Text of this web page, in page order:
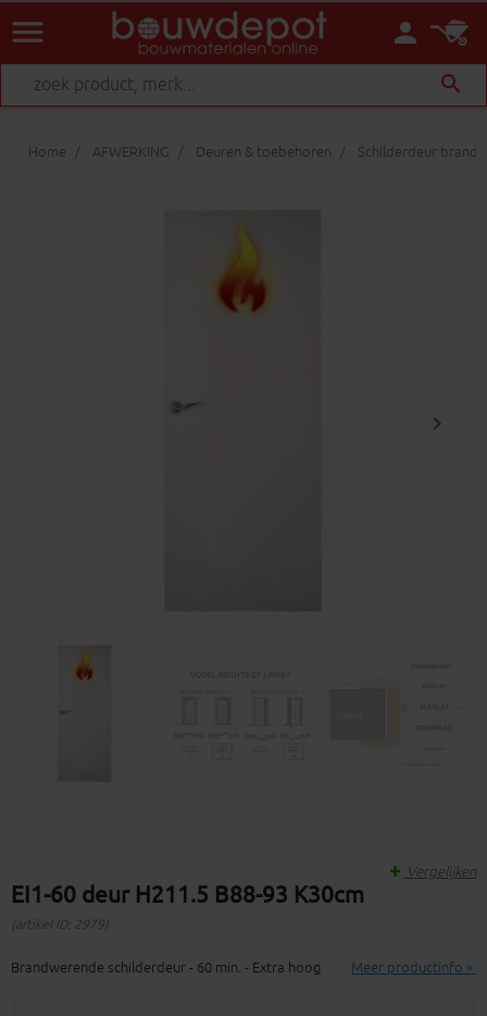
person
menu
search
Home AFWERKING Deuren & toebehoren Schilderdeur
keyboard_arrow_right
EI1-60 deur H211.5 B88-93 K30cm
(artikel ID: 2979)
Vergelijken
Brandwerende schilderdeur - 60 min. - Extra hoog Meer productinfo »